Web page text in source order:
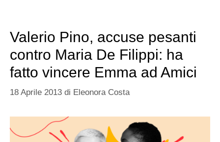
Valerio Pino, accuse pesanti
contro Maria De Filippi: ha
fatto vincere Emma ad Amici
18 Aprile 2013 di Eleonora Costa